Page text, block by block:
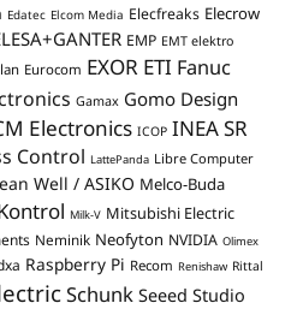
Edatec Elcom Media Elecfreaks Elecrow
EMP EMT elektro
Eurocom EXOR ETI Fanuc
Gamax Gomo Design
Electronics ICOP INEA SR
Control LattePanda Libre Computer
Well / ASIKO Melco-Buda
Milk-V Mitsubishi Electric
Neminik Neofyton NVIDIA Olimex
Raspberry Pi Recom Renishaw Rittal
Schunk Seeed Studio